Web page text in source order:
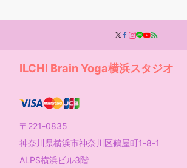
ILCHI Brain Yoga横浜スタジオ
〒221-0835
神奈川県横浜市神奈川区鶴屋町1-8-1
ALPS横浜ビル3階